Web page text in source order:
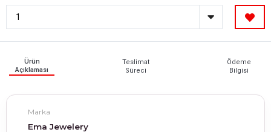
Ürün
Açıklaması
Teslimat
Süreci
Ödeme
Bilgisi
Marka
Ema Jewelery